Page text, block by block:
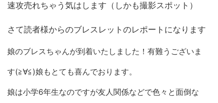
速攻売れちゃう気はします（しかも撮影スポット）
さて読者様からのブレスレットのレポートになります
娘のブレスちゃんが到着いたしました！有難うございま
す(≧∀≦)娘もとても喜んでおります。
娘は小学6年生なのですが友人関係などで色々と面倒な